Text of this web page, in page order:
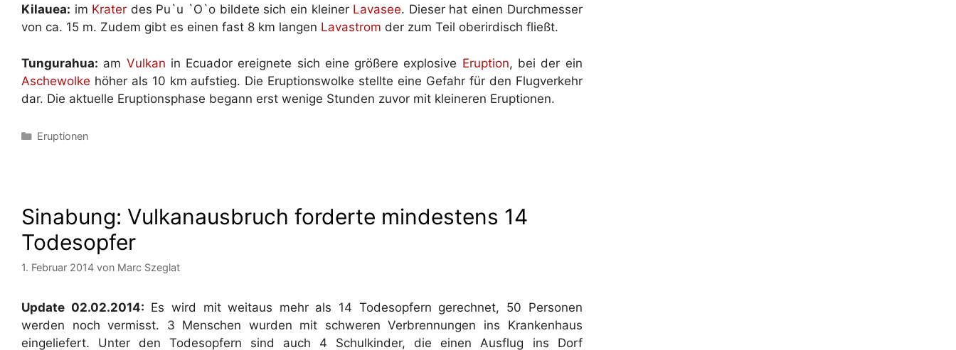
Kilauea: im Krater des Pu`u `O`o bildete sich ein kleiner Lavasee. Dieser hat einen Durchmesser
von ca. 15 m. Zudem gibt es einen fast 8 km langen Lavastrom der zum Teil oberirdisch fließt.
Tungurahua: am Vulkan in Ecuador ereignete sich eine größere explosive Eruption, bei der ein
Aschewolke höher als 10 km aufstieg. Die Eruptionswolke stellte eine Gefahr für den Flugverkehr
dar. Die aktuelle Eruptionsphase begann erst wenige Stunden zuvor mit kleineren Eruptionen.
Kategorien
Eruptionen
Sinabung: Vulkanausbruch forderte mindestens 14
Todesopfer
1. Februar 2014 von Marc Szeglat
Update 02.02.2014: Es wird mit weitaus mehr als 14 Todesopfern gerechnet, 50 Personen
werden noch vermisst. 3 Menschen wurden mit schweren Verbrennungen ins Krankenhaus
eingeliefert. Unter den Todesopfern sind auch 4 Schulkinder, die einen Ausflug ins Dorf